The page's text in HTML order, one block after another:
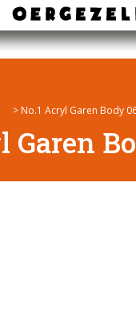
> No.1 Acryl Garen Body
Garen